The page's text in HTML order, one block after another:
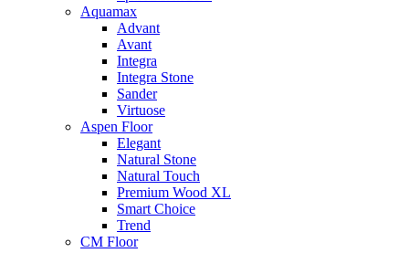
Aquamax
Advant
Avant
Integra
Integra Stone
Sander
Virtuose
Aspen Floor
Elegant
Natural Stone
Natural Touch
Premium Wood XL
Smart Choice
Trend
CM Floor